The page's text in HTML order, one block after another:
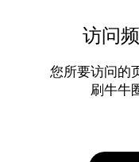
访问
您所要访问的
刷牛牛